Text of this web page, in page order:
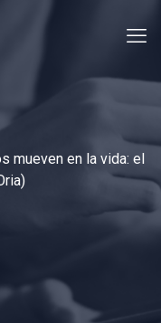
mueven en la vida: el